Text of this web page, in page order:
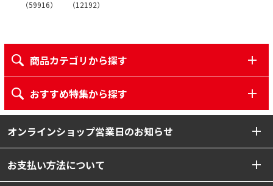
（59916）
（12192）
商品カテゴリから探す
おすすめ特集から探す
オンラインショップ営業日のお知らせ
お支払い方法について